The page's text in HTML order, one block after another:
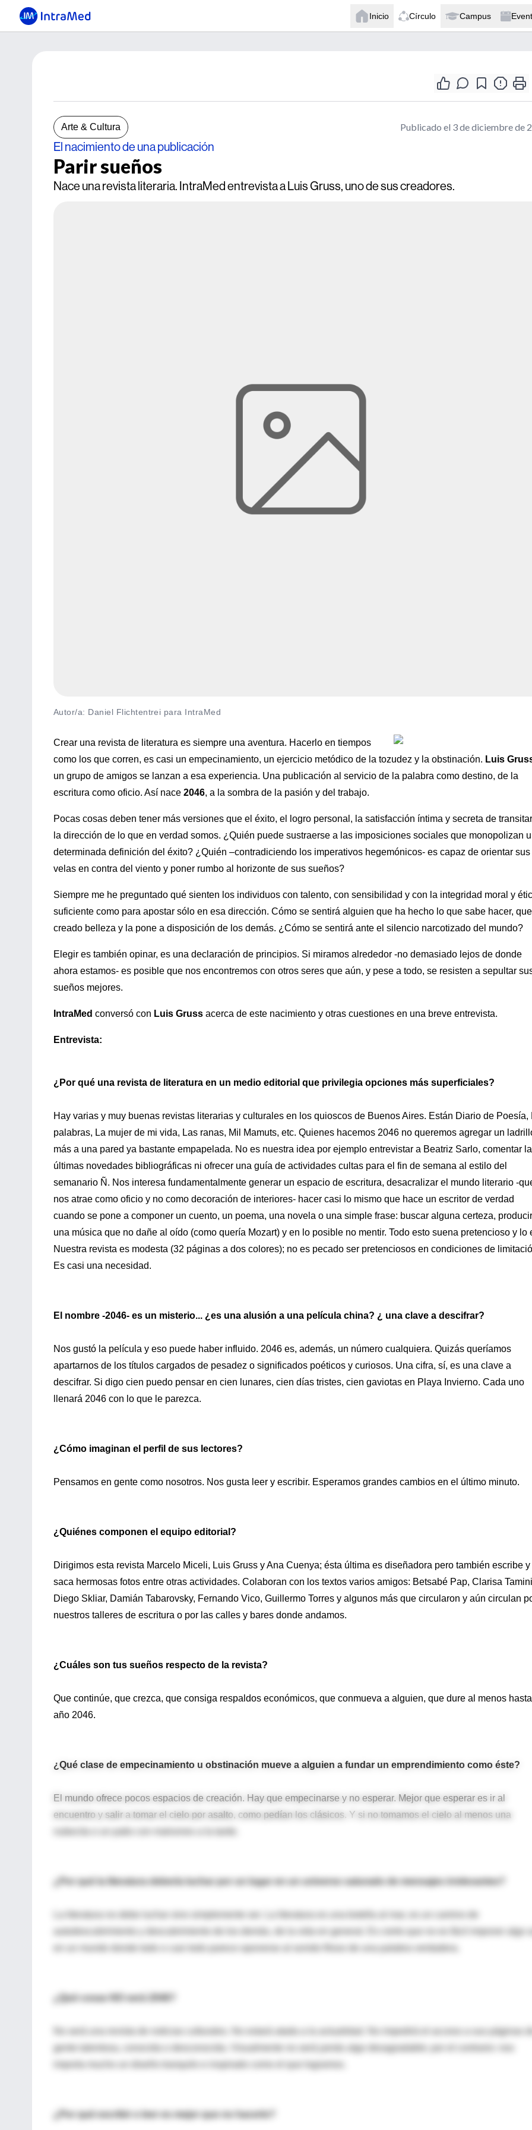
Inicio Círculo Campus
Arte & Cultura Publicado el 3 de diciembre de
El nacimiento de una publicación
Parir sueños
Nace una revista literaria. IntraMed entrevista a Luis Gruss, uno de sus creadores.
Autor/a: Daniel Flichtentrei para IntraMed
Crear una revista de literatura es siempre una aventura. Hacerlo en tiempos
como los que corren, es casi un empecinamiento, un ejercicio metódico de la tozudez y la obstinación. Luis
un grupo de amigos se lanzan a esa experiencia. Una publicación al servicio de la palabra como destino, de la
escritura como oficio. Así nace 2046, a la sombra de la pasión y del trabajo.
Pocas cosas deben tener más versiones que el éxito, el logro personal, la satisfacción íntima y secreta de
la dirección de lo que en verdad somos. ¿Quién puede sustraerse a las imposiciones sociales que monopolizan
determinada definición del éxito? ¿Quién –contradiciendo los imperativos hegemónicos- es capaz de orientar sus
velas en contra del viento y poner rumbo al horizonte de sus sueños?
Siempre me he preguntado qué sienten los individuos con talento, con sensibilidad y con la integridad moral y
suficiente como para apostar sólo en esa dirección. Cómo se sentirá alguien que ha hecho lo que sabe hacer,
creado belleza y la pone a disposición de los demás. ¿Cómo se sentirá ante el silencio narcotizado del mundo?
Elegir es también opinar, es una declaración de principios. Si miramos alrededor -no demasiado lejos de donde
ahora estamos- es posible que nos encontremos con otros seres que aún, y pese a todo, se resisten a sepultar
sueños mejores.
IntraMed conversó con Luis Gruss acerca de este nacimiento y otras cuestiones en una breve entrevista.
Entrevista:
¿Por qué una revista de literatura en un medio editorial que privilegia opciones más superficiales?
Hay varias y muy buenas revistas literarias y culturales en los quioscos de Buenos Aires. Están Diario de Poesía,
palabras, La mujer de mi vida, Las ranas, Mil Mamuts, etc. Quienes hacemos 2046 no queremos agregar un
más a una pared ya bastante empapelada. No es nuestra idea por ejemplo entrevistar a Beatriz Sarlo, comentar
últimas novedades bibliográficas ni ofrecer una guía de actividades cultas para el fin de semana al estilo del
semanario Ñ. Nos interesa fundamentalmente generar un espacio de escritura, desacralizar el mundo literario -
nos atrae como oficio y no como decoración de interiores- hacer casi lo mismo que hace un escritor de verdad
cuando se pone a componer un cuento, un poema, una novela o una simple frase: buscar alguna certeza, producir
una música que no dañe al oído (como quería Mozart) y en lo posible no mentir. Todo esto suena pretencioso y lo
Nuestra revista es modesta (32 páginas a dos colores); no es pecado ser pretenciosos en condiciones de
Es casi una necesidad.
El nombre -2046- es un misterio... ¿es una alusión a una película china? ¿ una clave a descifrar?
Nos gustó la película y eso puede haber influido. 2046 es, además, un número cualquiera. Quizás queríamos
apartarnos de los títulos cargados de pesadez o significados poéticos y curiosos. Una cifra, sí, es una clave a
descifrar. Si digo cien puedo pensar en cien lunares, cien días tristes, cien gaviotas en Playa Invierno. Cada uno
llenará 2046 con lo que le parezca.
¿Cómo imaginan el perfil de sus lectores?
Pensamos en gente como nosotros. Nos gusta leer y escribir. Esperamos grandes cambios en el último minuto.
¿Quiénes componen el equipo editorial?
Dirigimos esta revista Marcelo Miceli, Luis Gruss y Ana Cuenya; ésta última es diseñadora pero también escribe y
saca hermosas fotos entre otras actividades. Colaboran con los textos varios amigos: Betsabé Pap, Clarisa
Diego Skliar, Damián Tabarovsky, Fernando Vico, Guillermo Torres y algunos más que circularon y aún circulan
nuestros talleres de escritura o por las calles y bares donde andamos.
¿Cuáles son tus sueños respecto de la revista?
Que continúe, que crezca, que consiga respaldos económicos, que conmueva a alguien, que dure al menos
año 2046.
¿Qué clase de empecinamiento u obstinación mueve a alguien a fundar un emprendimiento como éste?
El mundo ofrece pocos espacios de creación. Hay que empecinarse y no esperar. Mejor que esperar es ir al
encuentro y salir a tomar el cielo por asalto, como pedían los clásicos. Y si no tomamos el cielo al menos una
¿Por qué la literatura debería luchar por un lugar en un universo saturado de mensajes irrelevantes?
autodescubrimiento y descubrimiento de los demás, de la vida en general. Es cierto que no es fácil imponer algo
¿Qué cosas NO será 2046?
No será una revista de noticias culturales. No estará atada a la actualidad. No impedirá el acceso a sus páginas
gente talentosa, conocida o desconocida. Visualmente no será jamás algo desagradable; por el contrario: nos
importa mucho un diseño tranquilo e inspirado como el que logramos.
¿Por qué escribir o leer es mejor que no hacerlo?